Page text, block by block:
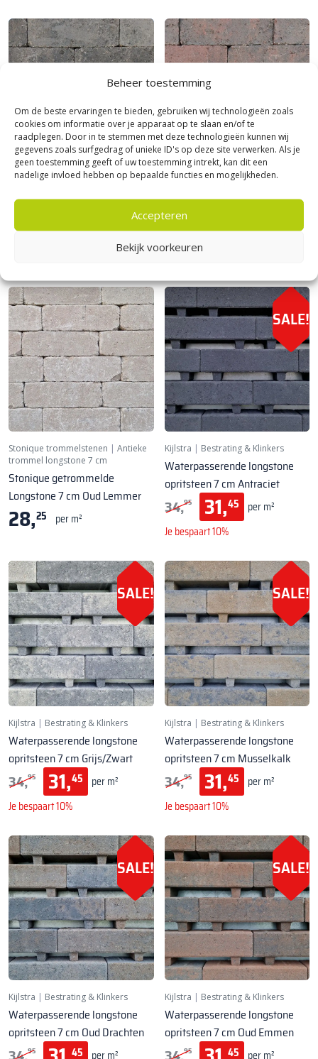
Beheer toestemming
Om de beste ervaringen te bieden, gebruiken wij technologieën zoals
cookies om informatie over je apparaat op te slaan en/of te
raadplegen. Door in te stemmen met deze technologieën kunnen wij
gegevens zoals surfgedrag of unieke ID's op deze site verwerken. Als je
geen toestemming geeft of uw toestemming intrekt, kan dit een
nadelige invloed hebben op bepaalde functies en mogelijkheden.
Accepteren
Bekijk voorkeuren
Stonique trommelstenen| Antieke
Longstone 7 cm Oud Drachten
Stonique trommelstenen|Antieke
Stonique getrommelde
Longstone 7 cm Oud Emmen
28,25
Stonique trommelstenen | Antieke
trommel longstone 7 cm
Stonique getrommelde
Longstone 7 cm Oud Lemmer
28,25 per m²
SALE!
Kijlstra | Bestrating & Klinkers
Waterpasserende longstone
opritsteen 7 cm Antraciet
34,95 31,45
per m²
Je bespaart 10%
SALE!
Kijlstra | Bestrating & Klinkers
Waterpasserende longstone
opritsteen 7 cm Grijs/Zwart
34,95 31,45
per m²
Je bespaart 10%
SALE!
Kijlstra | Bestrating & Klinkers
Waterpasserende longstone
opritsteen 7 cm Musselkalk
34,95 31,45
per m²
Je bespaart 10%
SALE!
Kijlstra | Bestrating & Klinkers
Waterpasserende longstone
opritsteen 7 cm Oud Drachten
95 45 per m²
SALE!
Kijlstra | Bestrating & Klinkers
Waterpasserende longstone
opritsteen 7 cm Oud Emmen
95 45 per m²